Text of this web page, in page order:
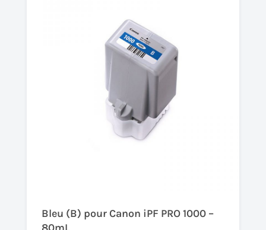
Bleu (B) pour Canon iPF PRO 1000 –